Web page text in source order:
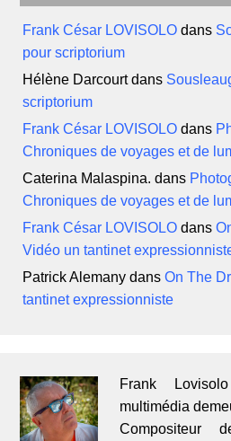
Frank César LOVISOLO dans
pour scriptorium
Hélène Darcourtdans
scriptorium
Frank César LOVISOLO dans
Chroniques de voyages et de
Caterina Malaspina. dans
Chroniques de voyages et de
Frank César LOVISOLO dans
Vidéo un tantinet
Patrick Alemany dansOn The
tantinet expressionniste
Frank
multimédia
Compositeur